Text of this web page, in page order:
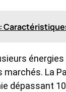
La
dépassant